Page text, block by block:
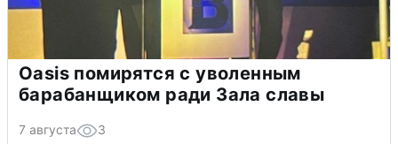
Oasis помирятся с уволенным
барабанщиком ради Зала славы
7 августа 3